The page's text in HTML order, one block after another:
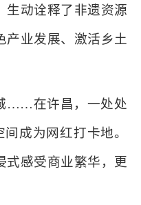
生动诠释了非遗资源
产业发展、激活乡土
……在许昌，一处处
成为网红打卡地。
式感受商业繁华，更